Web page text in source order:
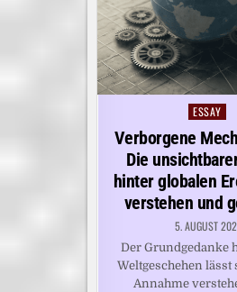
Posted
ESSAY
Verborgene
Die
hinter globalen
verstehen und
5. AUGUST
Der Grundgedanke
Weltgeschehen lässt
Annahme